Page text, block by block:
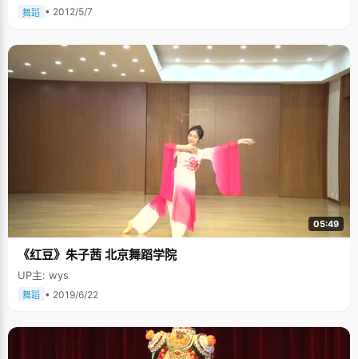
舞蹈 • 2012/5/7
05:49
《红豆》朱子茜 北京舞蹈学院
UP主: wys
舞蹈 • 2019/6/22